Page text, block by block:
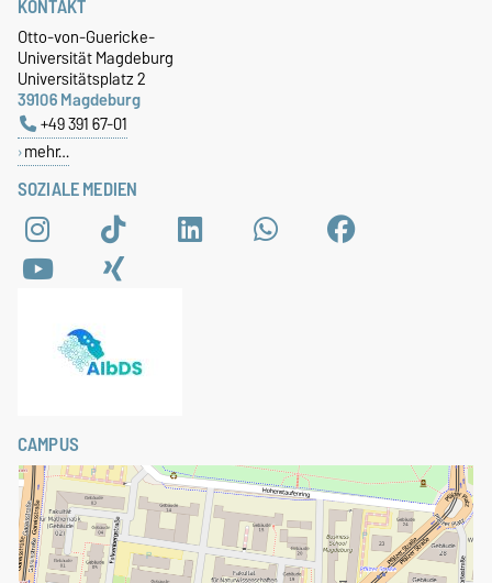
SOZIALE MEDIEN
KONTAKT
Otto-von-Guericke-
Universität Magdeburg
Universitätsplatz 2
39106 Magdeburg
+49 391 67-01
mehr…
CAMPUS